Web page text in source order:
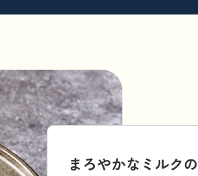
まろやかなミルク